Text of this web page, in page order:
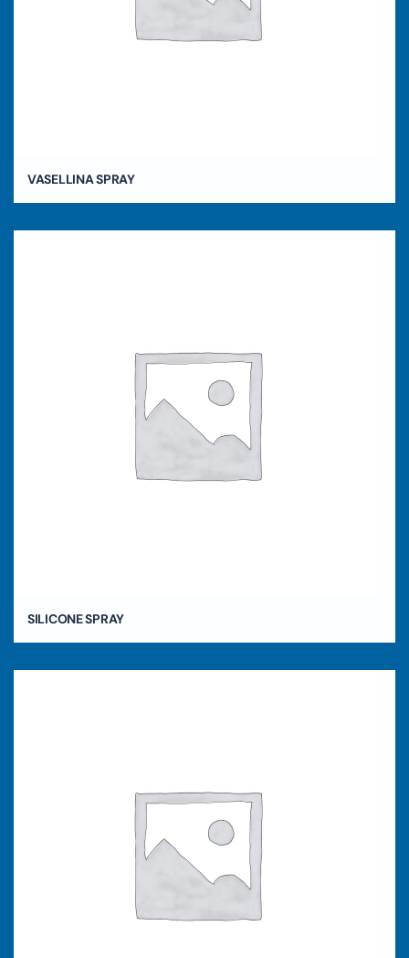
VASELLINA SPRAY
SILICONE SPRAY